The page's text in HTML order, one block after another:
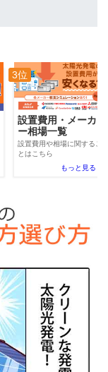
3位
設置費用・メーカ
ー相場一覧
設置費用や相場に関するこ
とはこちら
もっと見る »